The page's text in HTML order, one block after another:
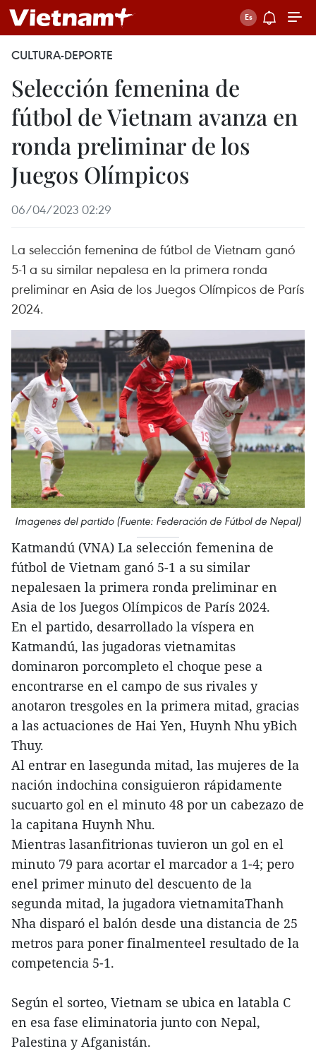
CULTURA-DEPORTE
Selección femenina de
fútbol de Vietnam avanza en
ronda preliminar de los
Juegos Olímpicos
06/04/2023 02:29
La selección femenina de fútbol de Vietnam ganó
5-1 a su similar nepalesa en la primera ronda
preliminar en Asia de los Juegos Olímpicos de París
2024.
Imagenes del partido (Fuente: Federación de Fútbol de Nepal)
Katmandú (VNA) La selección femenina de
fútbol de Vietnam ganó 5-1 a su similar
nepalesaen la primera ronda preliminar en
Asia de los Juegos Olímpicos de París 2024.
En el partido, desarrollado la víspera en
Katmandú, las jugadoras vietnamitas
dominaron porcompleto el choque pese a
encontrarse en el campo de sus rivales y
anotaron tresgoles en la primera mitad, gracias
a las actuaciones de Hai Yen, Huynh Nhu yBich
Thuy.
Al entrar en lasegunda mitad, las mujeres de la
nación indochina consiguieron rápidamente
sucuarto gol en el minuto 48 por un cabezazo de
la capitana Huynh Nhu.
Mientras lasanfitrionas tuvieron un gol en el
minuto 79 para acortar el marcador a 1-4; pero
enel primer minuto del descuento de la
segunda mitad, la jugadora vietnamitaThanh
Nha disparó el balón desde una distancia de 25
metros para poner finalmenteel resultado de la
competencia 5-1.
Según el sorteo, Vietnam se ubica en latabla C
en esa fase eliminatoria junto con Nepal,
Palestina y Afganistán.